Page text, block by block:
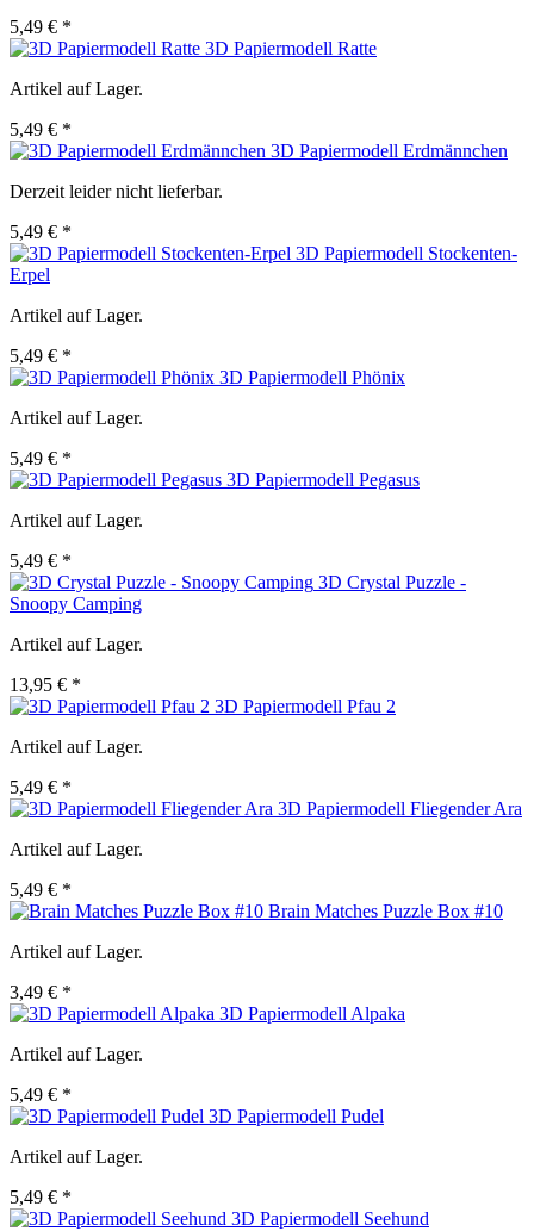
5,49 € *
3D Papiermodell Ratte
Artikel auf Lager.
5,49 € *
3D Papiermodell Erdmännchen
Derzeit leider nicht lieferbar.
5,49 € *
3D Papiermodell Stockenten-
Erpel
Artikel auf Lager.
5,49 € *
3D Papiermodell Phönix
Artikel auf Lager.
5,49 € *
3D Papiermodell Pegasus
Artikel auf Lager.
5,49 € *
3D Crystal Puzzle -
Snoopy Camping
Artikel auf Lager.
13,95 € *
3D Papiermodell Pfau 2
Artikel auf Lager.
5,49 € *
3D Papiermodell Fliegender Ara
Artikel auf Lager.
5,49 € *
Brain Matches Puzzle Box #10
Artikel auf Lager.
3,49 € *
3D Papiermodell Alpaka
Artikel auf Lager.
5,49 € *
3D Papiermodell Pudel
Artikel auf Lager.
5,49 € *
3D Papiermodell Seehund